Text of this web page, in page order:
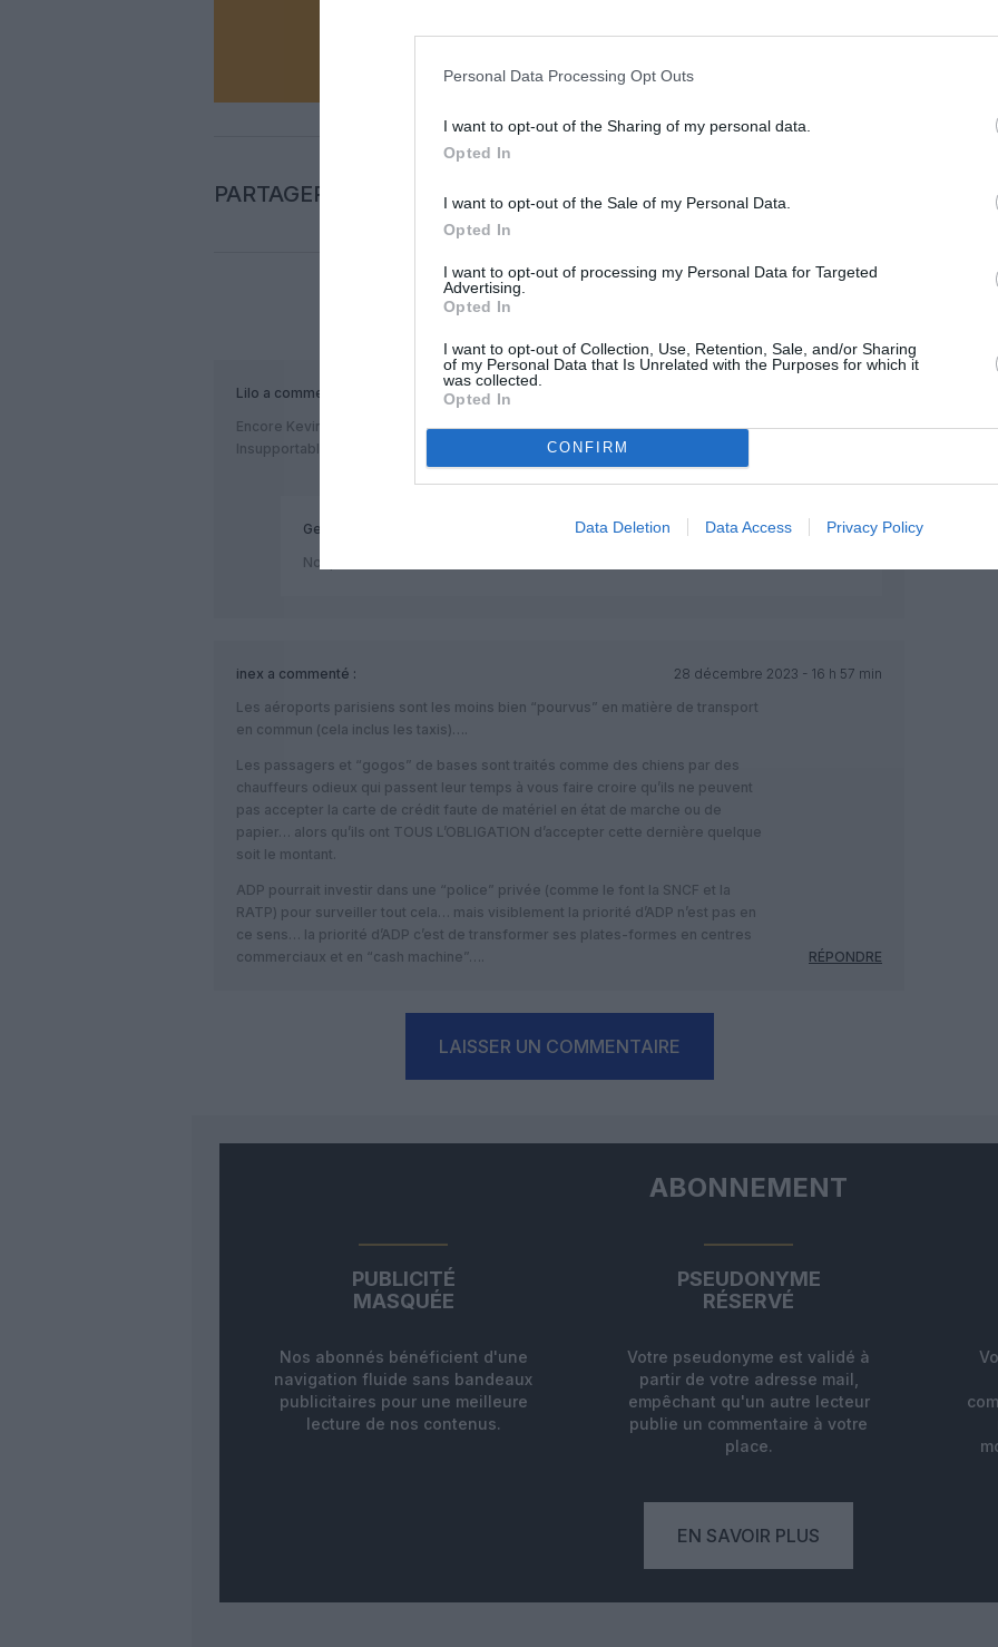
Personal Data Processing Opt Outs
I want to opt-out of the Sharing of my personal data.
Opted In
I want to opt-out of the Sale of my Personal Data.
Opted In
I want to opt-out of processing my Personal Data for Targeted
Advertising.
Opted In
I want to opt-out of Collection, Use, Retention, Sale, and/or Sharing
of my Personal Data that Is Unrelated with the Purposes for which it
was collected.
Opted In
CONFIRM
Data Deletion Data Access Privacy Policy
NOUS SOUTENIR
PARTAGER L'ARTICLE
Lilo a commenté :
Encore Kevin et Mathieu !
Insupportables !
Georges
26 décembre 2023 - 17 h 29 min
Non, c’était Kevin et Mateo!
inex a commenté :
28 décembre 2023 - 16 h 57 min
Les aéroports parisiens sont les moins bien “pourvus” en matière de transport
en commun (cela inclus les taxis)….
Les passagers et “gogos” de bases sont traités comme des chiens par des
chauffeurs odieux qui passent leur temps à vous faire croire qu’ils ne peuvent
pas accepter la carte de crédit faute de matériel en état de marche ou de
papier… alors qu’ils ont TOUS L’OBLIGATION d’accepter cette dernière quelque
soit le montant.
ADP pourrait investir dans une “police” privée (comme le font la SNCF et la
RATP) pour surveiller tout cela… mais visiblement la priorité d’ADP n’est pas en
ce sens… la priorité d’ADP c’est de transformer ses plates-formes en centres
commerciaux et en “cash machine”….
RÉPONDRE
LAISSER UN COMMENTAIRE
ABONNEMENT
PUBLICITÉ
MASQUÉE
Nos abonnés bénéficient d'une
navigation fluide sans bandeaux
publicitaires pour une meilleure
lecture de nos contenus.
PSEUDONYME
RÉSERVÉ
Votre pseudonyme est validé à
partir de votre adresse mail,
empêchant qu'un autre lecteur
publie un commentaire à votre
place.
EN SAVOIR PLUS